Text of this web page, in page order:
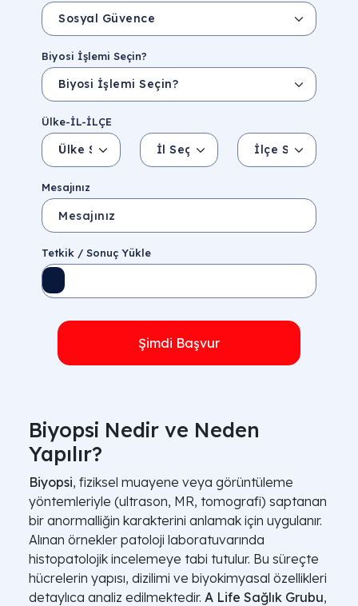
Biyosi İşlemi Seçin?
Ülke-İL-İLÇE
Ülke Seçin
İl Seçin İlçe Seçin
Mesajınız
Tetkik / Sonuç Yükle
Şimdi Başvur
Biyopsi Nedir ve Neden
Yapılır?
Biyopsi, fiziksel muayene veya görüntüleme
yöntemleriyle (ultrason, MR, tomografi) saptanan
bir anormalliğin karakterini anlamak için uygulanır.
Alınan örnekler patoloji laboratuvarında
histopatolojik incelemeye tabi tutulur. Bu süreçte
hücrelerin yapısı, dizilimi ve biyokimyasal özellikleri
detaylıca analiz edilmektedir. A Life Sağlık Grubu,